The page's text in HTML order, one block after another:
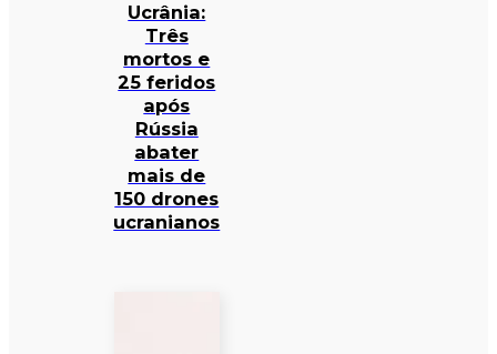
Ucrânia:
Três
mortos e
25 feridos
após
Rússia
abater
mais de
150 drones
ucranianos